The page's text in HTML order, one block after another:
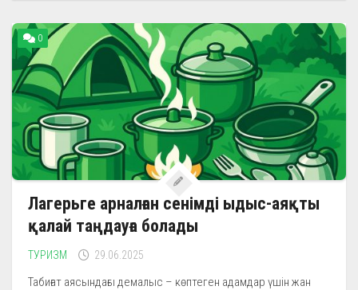
0
Лагерьге арналған сенімді ыдыс-аяқты
қалай таңдауға болады
ТУРИЗМ 29.06.2025
Табиғат аясындағы демалыс – көптеген адамдар үшін жан